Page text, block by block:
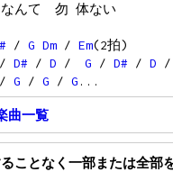
なんて 勿 体ない
/ G Dm / Em(2拍)
/ D# / D / G / D# / D /
/ G / G / G ...
曲一覧
ことなく一部または全部